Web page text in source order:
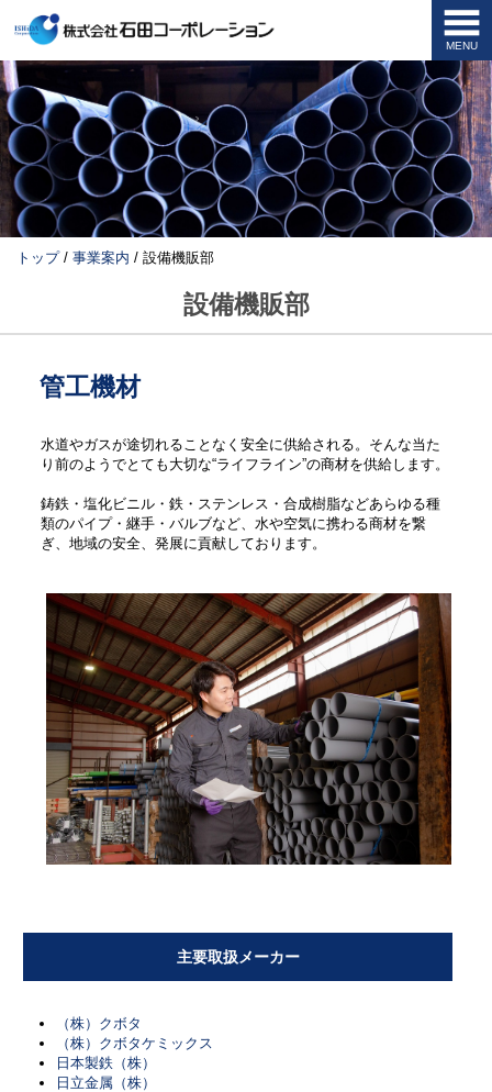
このページの本文へ
MENU
現
置：
トップ/ 事業案内 / 設備機販部
設備機販部
管工機材
水道やガスが途切れることなく安全に供給される。そんな当た
り前のようでとても大切な“ライフライン”の商材を供給します。
鋳鉄・塩化ビニル・鉄・ステンレス・合成樹脂などあらゆる種
類のパイプ・継手・バルブなど、水や空気に携わる商材を繋
ぎ、地域の安全、発展に貢献しております。
主要取扱メーカー
（株）クボタ
（株）クボタケミックス
日本製鉄（株）
日立金属（株）